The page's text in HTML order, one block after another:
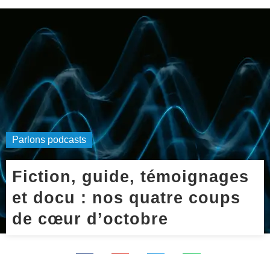
Parlons podcasts
Fiction, guide, témoignages
et docu : nos quatre coups
de cœur d’octobre